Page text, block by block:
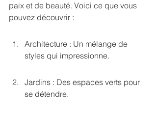
paix et de beauté. Voici ce que vous
pouvez découvrir :
Architecture : Un mélange de
styles qui impressionne.
Jardins : Des espaces verts pour
se détendre.